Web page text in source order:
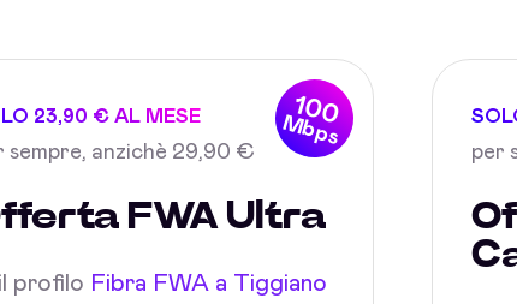
100
Mbps
23,90 € AL MESE
sempre, anzichè 29,90 €
FWA Ultra
profilo Fibra FWA a Tiggiano
per